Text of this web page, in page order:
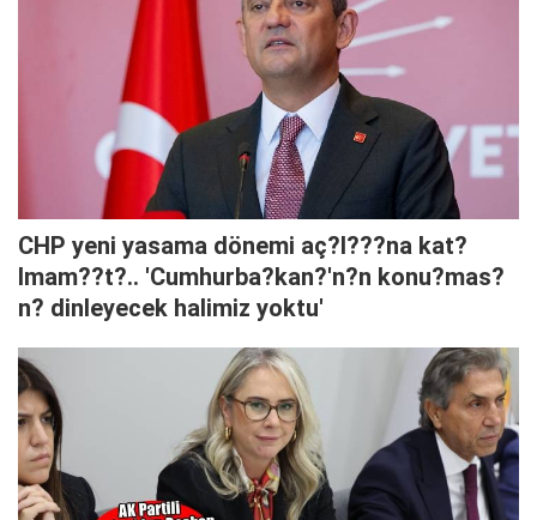
CHP yeni yasama dönemi aç?l???na kat?
lmam??t?.. 'Cumhurba?kan?'n?n konu?mas?
n? dinleyecek halimiz yoktu'